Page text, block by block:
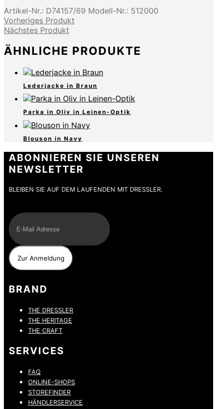
Artikel-Nr.: D74157/69 Modell-Nr.: 512000
Vorheriges Produkt
Nächstes Produkt
ÄHNLICHE PRODUKTE
Lederjacke in Braun
Parka in Oliv in Leinen-Optik
Blouson in Navy
ABONNIEREN SIE UNSEREN
NEWSLETTER
BLEIBEN SIE AUF DEM LAUFENDEN MIT DRESSLER.
BRAND
THE DRESSLER
THE HERITAGE
THE CRAFT
SERVICES
FAQ
ONLINE-SHOPS
STOREFINDER
HÄNDLERSERVICE